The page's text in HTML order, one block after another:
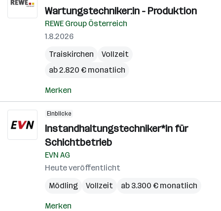
Wartungstechniker:in - Produktion
REWE Group Österreich
1.8.2026
Traiskirchen
Vollzeit
ab 2.820 € monatlich
Merken
Einblicke
Instandhaltungstechniker*in für
Schichtbetrieb
EVN AG
Heute veröffentlicht
Mödling
Vollzeit ab 3.300 € monatlich
Merken